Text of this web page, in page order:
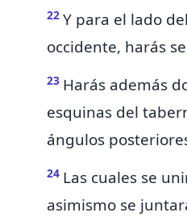
22 Y para el lado
occidente, harás
23 Harás además
esquinas del
ángulos
24 Las cuales se
asimismo se